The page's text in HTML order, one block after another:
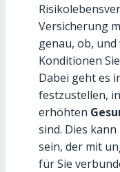
Versicherung
genau, ob, und
Konditionen
Dabei geht es
festzustellen,
erhöhten
sind. Dies
sein, der mit
für Sie